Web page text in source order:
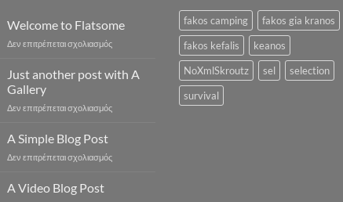
Welcome to Flatsome
Δεν επιτρέπεται σχολιασμόςστο
to
Just another post with A
Gallery
Δεν επιτρέπεται σχολιασμόςστο
with
A Simple Blog Post
Δεν επιτρέπεται σχολιασμόςστο
A Video Blog Post
fakos camping
fakos gia kranos
fakos kefalis
keanos
NoXmlSkroutz
sel
selection
survival